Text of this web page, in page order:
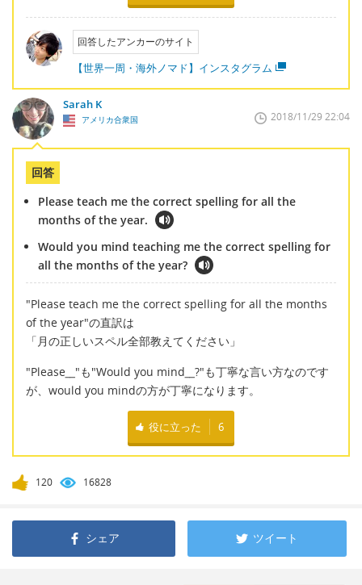
回答したアンカーのサイト
【世界一周・海外ノマド】インスタグラム
Sarah K
アメリカ合衆国 2018/11/29 22:04
回答
Please teach me the correct spelling for all the
months of the year.
Would you mind teaching me the correct spelling for
all the months of the year?
"Please teach me the correct spelling for all the months
of the year"の直訳は
「月の正しいスペル全部教えてください」
"Please
"も"Would you mind
?"も丁寧な言い方なのです
が、would you mindの方が丁寧になります。
役に立った 6
120 16828
シェア ツイート